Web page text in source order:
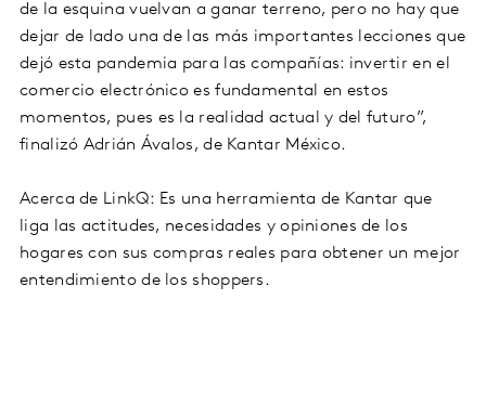
de la esquina vuelvan a ganar terreno, pero no hay que
dejar de lado una de las más importantes lecciones que
dejó esta pandemia para las compañías: invertir en el
comercio electrónico es fundamental en estos
momentos, pues es la realidad actual y del futuro”,
finalizó Adrián Ávalos, de Kantar México.
Acerca de LinkQ: Es una herramienta de Kantar que
liga las actitudes, necesidades y opiniones de los
hogares con sus compras reales para obtener un mejor
entendimiento de los shoppers.